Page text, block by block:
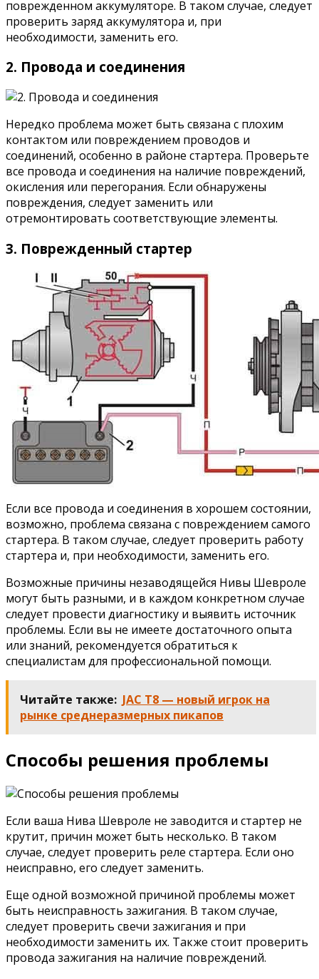
поврежденном аккумуляторе. В таком случае, следует
проверить заряд аккумулятора и, при
необходимости, заменить его.
2. Провода и соединения
Нередко проблема может быть связана с плохим
контактом или повреждением проводов и
соединений, особенно в районе стартера. Проверьте
все провода и соединения на наличие повреждений,
окисления или перегорания. Если обнаружены
повреждения, следует заменить или
отремонтировать соответствующие элементы.
3. Поврежденный стартер
Если все провода и соединения в хорошем состоянии,
возможно, проблема связана с повреждением самого
стартера. В таком случае, следует проверить работу
стартера и, при необходимости, заменить его.
Возможные причины незаводящейся Нивы Шевроле
могут быть разными, и в каждом конкретном случае
следует провести диагностику и выявить источник
проблемы. Если вы не имеете достаточного опыта
или знаний, рекомендуется обратиться к
специалистам для профессиональной помощи.
Читайте также: JAC T8 — новый игрок на
рынке среднеразмерных пикапов
Способы решения проблемы
Если ваша Нива Шевроле не заводится и стартер не
крутит, причин может быть несколько. В таком
случае, следует проверить реле стартера. Если оно
неисправно, его следует заменить.
Еще одной возможной причиной проблемы может
быть неисправность зажигания. В таком случае,
следует проверить свечи зажигания и при
необходимости заменить их. Также стоит проверить
провода зажигания на наличие повреждений.